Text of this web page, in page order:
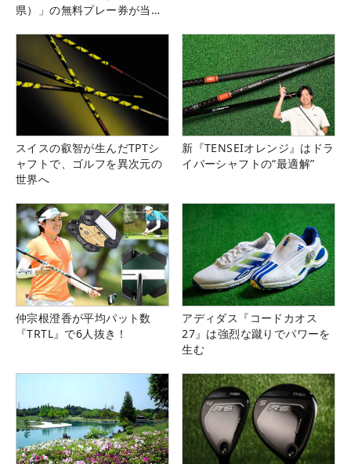
県）」の無料プレー券が当た
スイスの叡智が生んだTPTシ
ャフトで、ゴルフを異次元の
世界へ
新『TENSEIオレンジ』はドラ
イバーシャフトの“最適解”
仲宗根澄香が平均パット数
『TRTL』で6人抜き！
アディダス『コードカオス
27』は強烈な蹴りでパワーを
生む